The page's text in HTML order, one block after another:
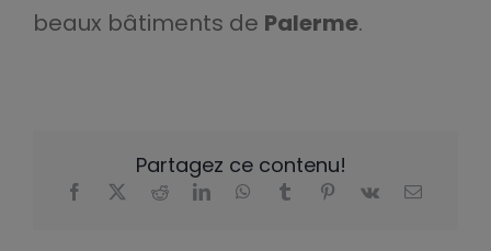
beaux bâtiments de Palerme.
Partagez ce contenu!